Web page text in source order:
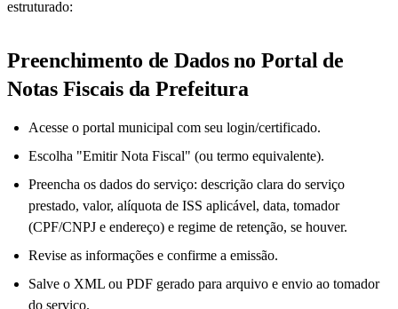
estruturado:
Preenchimento de Dados no Portal de
Notas Fiscais da Prefeitura
Acesse o portal municipal com seu login/certificado.
Escolha "Emitir Nota Fiscal" (ou termo equivalente).
Preencha os dados do serviço: descrição clara do serviço
prestado, valor, alíquota de ISS aplicável, data, tomador
(CPF/CNPJ e endereço) e regime de retenção, se houver.
Revise as informações e confirme a emissão.
Salve o XML ou PDF gerado para arquivo e envio ao tomador
do serviço.